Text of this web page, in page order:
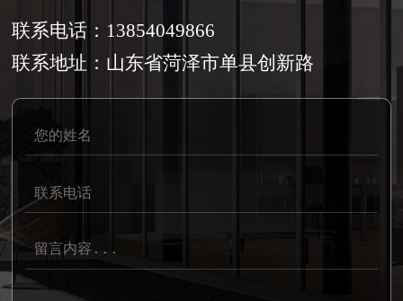
联系电话：13854049866
联系地址：山东省菏泽市单县创新路